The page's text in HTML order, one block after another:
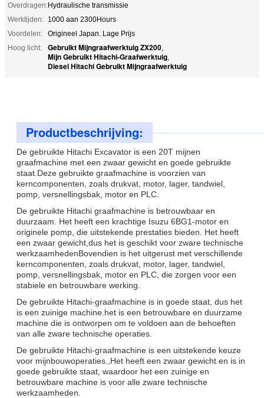
Overdragen:Hydraulische transmissie
Werktijden: 1000 aan 2300Hours
Voordelen:
Origineel Japan. Lage Prijs
Hoog licht:
Gebruikt Mijngraafwerktuig ZX200,
Mijn Gebruikt Hitachi-Graafwerktuig,
Diesel Hitachi Gebruikt Mijngraafwerktuig
Productbeschrijving:
De gebruikte Hitachi Excavator is een 20T mijnen
graafmachine met een zwaar gewicht en goede gebruikte
staat.Deze gebruikte graafmachine is voorzien van
kerncomponenten, zoals drukvat, motor, lager, tandwiel,
pomp, versnellingsbak, motor en PLC.
De gebruikte Hitachi graafmachine is betrouwbaar en
duurzaam. Het heeft een krachtige Isuzu 6BG1-motor en
originele pomp, die uitstekende prestaties bieden. Het heeft
een zwaar gewicht,dus het is geschikt voor zware technische
werkzaamhedenBovendien is het uitgerust met verschillende
kerncomponenten, zoals drukvat, motor, lager, tandwiel,
pomp, versnellingsbak, motor en PLC, die zorgen voor een
stabiele en betrouwbare werking.
De gebruikte Hitachi-graafmachine is in goede staat, dus het
is een zuinige machine.het is een betrouwbare en duurzame
machine die is ontworpen om te voldoen aan de behoeften
van alle zware technische operaties.
De gebruikte Hitachi-graafmachine is een uitstekende keuze
voor mijnbouwoperaties.,Het heeft een zwaar gewicht en is in
goede gebruikte staat, waardoor het een zuinige en
betrouwbare machine is voor alle zware technische
werkzaamheden.